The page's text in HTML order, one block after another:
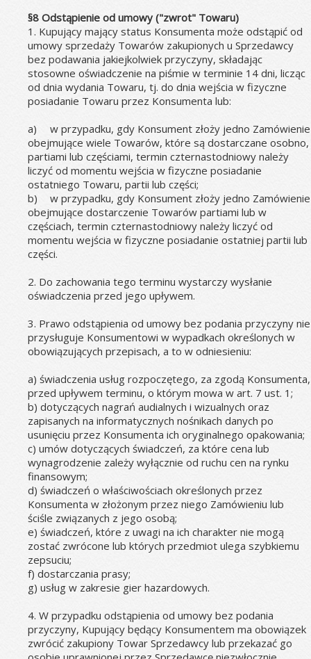
§8 Odstąpienie od umowy ("zwrot" Towaru)
1. Kupujący mający status Konsumenta może odstąpić od
umowy sprzedaży Towarów zakupionych u Sprzedawcy
bez podawania jakiejkolwiek przyczyny, składając
stosowne oświadczenie na piśmie w terminie 14 dni, licząc
od dnia wydania Towaru, tj. do dnia wejścia w fizyczne
posiadanie Towaru przez Konsumenta lub:
a)
w przypadku, gdy Konsument złoży jedno Zamówienie
obejmujące wiele Towarów, które są dostarczane osobno,
partiami lub częściami, termin czternastodniowy należy
liczyć od momentu wejścia w fizyczne posiadanie
ostatniego Towaru, partii lub części;
b)
w przypadku, gdy Konsument złoży jedno Zamówienie
obejmujące dostarczenie Towarów partiami lub w
częściach, termin czternastodniowy należy liczyć od
momentu wejścia w fizyczne posiadanie ostatniej partii lub
części.
2. Do zachowania tego terminu wystarczy wysłanie
oświadczenia przed jego upływem.
3. Prawo odstąpienia od umowy bez podania przyczyny nie
przysługuje Konsumentowi w wypadkach określonych w
obowiązujących przepisach, a to w odniesieniu:
a) świadczenia usług rozpoczętego, za zgodą Konsumenta,
przed upływem terminu, o którym mowa w art. 7 ust. 1;
b) dotyczących nagrań audialnych i wizualnych oraz
zapisanych na informatycznych nośnikach danych po
usunięciu przez Konsumenta ich oryginalnego opakowania;
c) umów dotyczących świadczeń, za które cena lub
wynagrodzenie zależy wyłącznie od ruchu cen na rynku
finansowym;
d) świadczeń o właściwościach określonych przez
Konsumenta w złożonym przez niego Zamówieniu lub
ściśle związanych z jego osobą;
e) świadczeń, które z uwagi na ich charakter nie mogą
zostać zwrócone lub których przedmiot ulega szybkiemu
zepsuciu;
f) dostarczania prasy;
g) usług w zakresie gier hazardowych.
4. W przypadku odstąpienia od umowy bez podania
przyczyny, Kupujący będący Konsumentem ma obowiązek
zwrócić zakupiony Towar Sprzedawcy lub przekazać go